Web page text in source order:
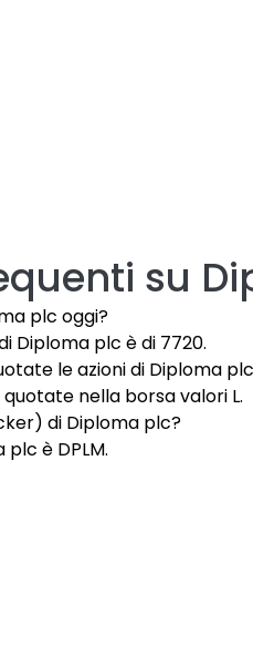
su
plc oggi?
Diploma plc è di 7720.
le azioni di Diploma
nella borsa valori L.
di Diploma plc?
è DPLM.